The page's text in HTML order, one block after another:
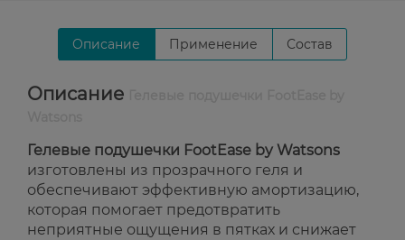
Описание Применение Состав
Описание
Гелевые подушечки FootEase by Watsons
изготовлены из прозрачного геля и
обеспечивают эффективную амортизацию,
которая помогает предотвратить
неприятные ощущения в пятках и снижает